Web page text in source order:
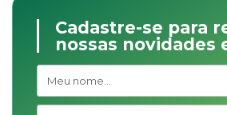
Cadastre-se para
nossas novidades